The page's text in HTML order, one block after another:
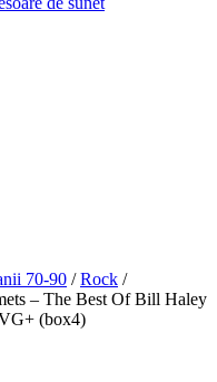
70-90 /Rock /
– The Best Of Bill Haley
(box4)